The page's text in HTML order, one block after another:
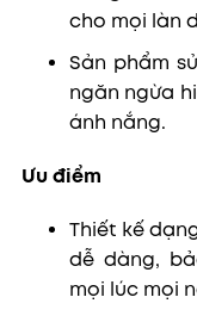
cho mọi làn
Sản phẩm
ngăn ngừa
ánh nắng.
Ưu điểm
Thiết kế
dễ dàng,
mọi lúc mọi